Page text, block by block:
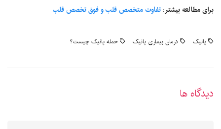
برای مطالعه بیشتر: تفاوت متخصص قلب و فوق تخصص قلب
پانیک درمان بیماری پانیک حمله پانیک چیست؟
دیدگاه ها